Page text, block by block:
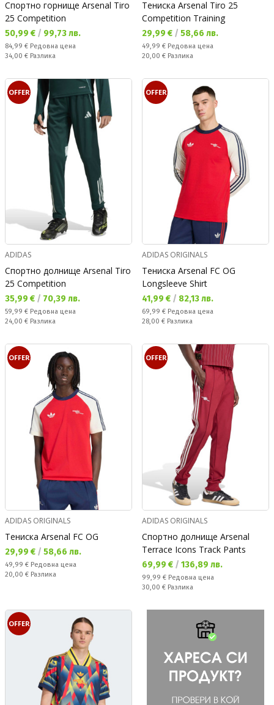
Спортно горнище Arsenal Tiro
25 Competition
Текуща цена:
50,99 € / 99,73 лв.
Редовна цена:
84,99 € Редовна цена
Спестявате:
34,00 € Разлика
Тениска Arsenal Tiro 25
Competition Training
Текуща цена:
29,99 € / 58,66 лв.
Редовна цена:
49,99 € Редовна цена
Спестявате:
20,00 € Разлика
OFFER
ADIDAS
Спортно долнище Arsenal Tiro
25 Competition
Текуща цена:
35,99 € / 70,39 лв.
Редовна цена:
59,99 € Редовна цена
Спестявате:
24,00 € Разлика
OFFER
ADIDAS ORIGINALS
Тениска Arsenal FC OG
Longsleeve Shirt
Текуща цена:
41,99 € / 82,13 лв.
Редовна цена:
69,99 € Редовна цена
Спестявате:
28,00 € Разлика
OFFER
ADIDAS ORIGINALS
Тениска Arsenal FC OG
Текуща цена:
29,99 € / 58,66 лв.
Редовна цена:
49,99 € Редовна цена
Спестявате:
20,00 € Разлика
OFFER
ADIDAS ORIGINALS
Спортно долнище Arsenal
Terrace Icons Track Pants
Текуща цена:
69,99 € / 136,89 лв.
Редовна цена:
99,99 € Редовна цена
Спестявате:
30,00 € Разлика
OFFER